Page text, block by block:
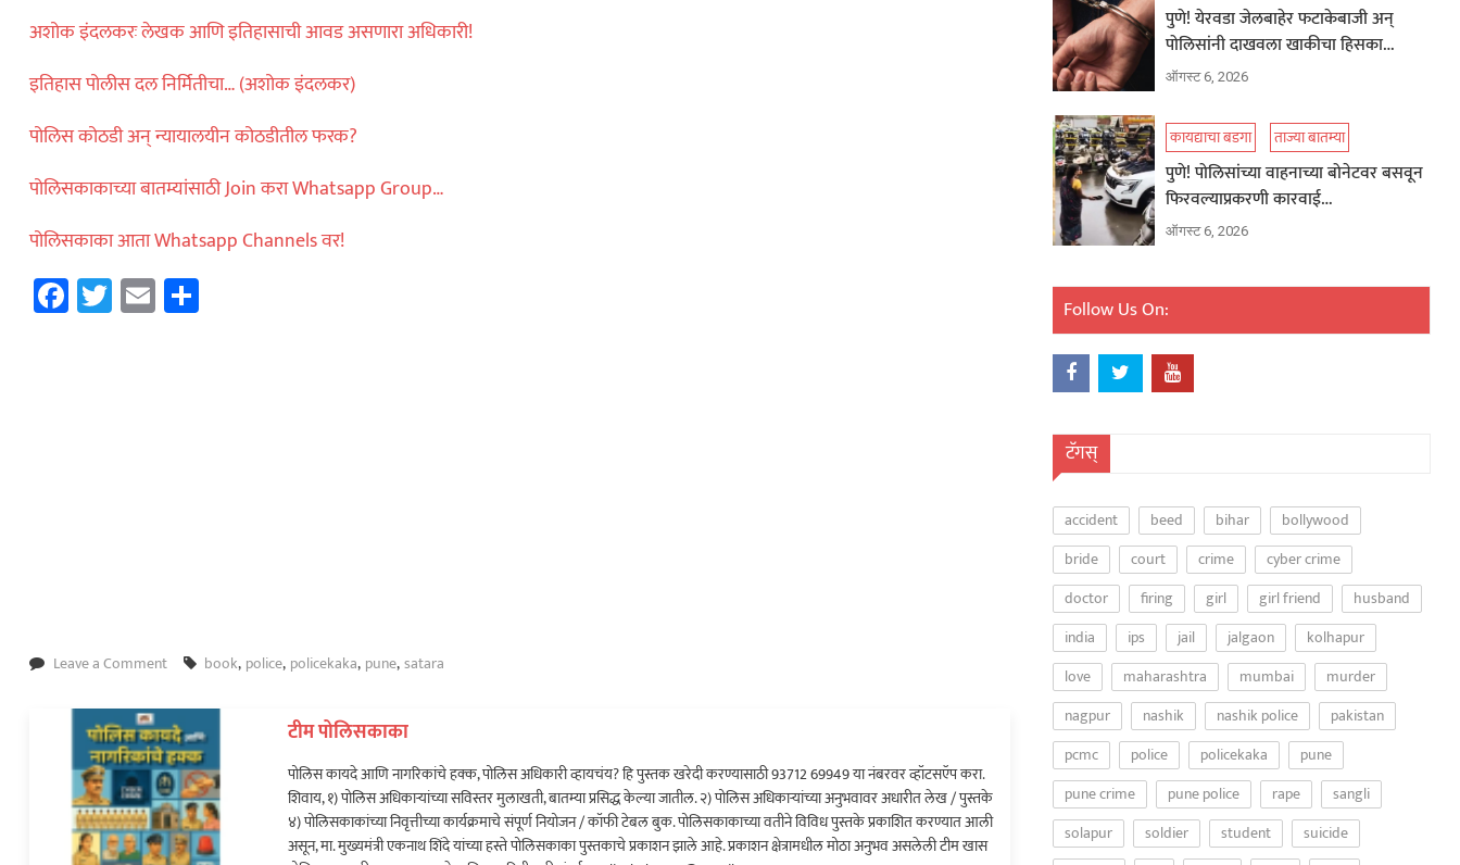
खाकीचा
ताज्या बातम्या
कारवाई…
अशोक इंदलकरः लेखक आणि इतिहासाची आवड असणारा अधिकारी!
इतिहास पोलीस दल निर्मितीचा… (अशोक इंदलकर)
पोलिस कोठडी अन् न्यायालयीन कोठडीतील फरक?
पोलिसकाकाच्या बातम्यांसाठी Join करा Whatsapp Group…
पोलिसकाका आता Whatsapp Channels वर!
Facebook
Twitter
EmailShare
Leave a Commenton
अधिकारी
अशोक
इंदलकर
यांच्या
पुस्तकाचे
प्रकाशन…
book, police, policekaka, pune,satara
टीम पोलिसकाका
पोलिस कायदे आणि नागरिकांचे हक्क, पोलिस अधिकारी व्हायचंय? हि पुस्तक खरेदी करण्यासाठी 93712 69949 या नंबरवर व्हॉटसऍप करा.
शिवाय, १) पोलिस अधिकाऱ्यांच्या सविस्तर मुलाखती, बातम्या प्रसिद्ध केल्या जातील. २) पोलिस अधिकाऱ्यांच्या अनुभवावर अधारीत लेख / पुस्तके
४) पोलिसकाकांच्या निवृत्तीच्या कार्यक्रमाचे संपूर्ण नियोजन / कॉफी टेबल बुक. पोलिसकाकाच्या वतीने विविध पुस्तके प्रकाशित करण्यात आली
असून, मा. मुख्यमंत्री एकनाथ शिंदे यांच्या हस्ते पोलिसकाका पुस्तकाचे प्रकाशन झाले आहे. प्रकाशन क्षेत्रामधील मोठा अनुभव असलेली टीम खास
पुणे! येरवडा जेलबाहेर फटाकेबाजी अन्
पोलिसांनी दाखवला खाकीचा हिसका…
ऑगस्ट 6, 2026
कायद्याचा बडगा ताज्या बातम्या
पुणे! पोलिसांच्या वाहनाच्या बोनेटवर बसवून
फिरवल्याप्रकरणी कारवाई…
ऑगस्ट 6, 2026
Follow Us On:
टॅगस्
accident beed bihar
bollywood
bride
court crime
cyber crime
doctor
firing girl girl friend
husband
india
ips jail jalgaon
kolhapur
love
maharashtra mumbai
murder
nagpur
nashik nashik police
pakistan
pcmc
police policekaka
pune
pune crime
pune police rape
sangli
solapur
soldier student
suicide